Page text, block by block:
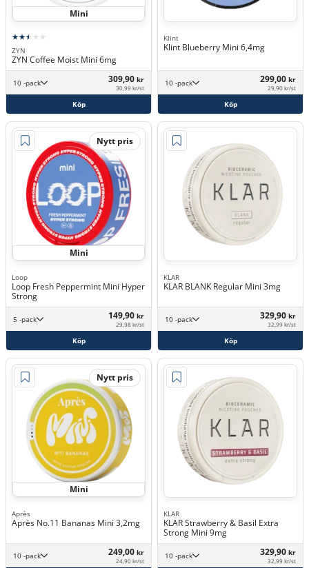
Mini
ZYN
ZYN Coffee Moist Mini 6mg
10 -pack 309,90 kr
30,99 kr/st
Köp
Klint
Klint Blueberry Mini 6,4mg
10 -pack 299,00 kr
29,90 kr/st
Köp
Nytt pris
Mini
Loop
Loop Fresh Peppermint Mini Hyper
Strong
5 -pack 149,90 kr
29,98 kr/st
Köp
KLAR
KLAR BLANK Regular Mini 3mg
10 -pack 329,90 kr
32,99 kr/st
Köp
Nytt pris
Mini
Après
Après No.11 Bananas Mini 3,2mg
10 -pack 249,00 kr
24,90 kr/st
KLAR
KLAR Strawberry & Basil Extra
Strong Mini 9mg
10 -pack 329,90 kr
32,99 kr/st